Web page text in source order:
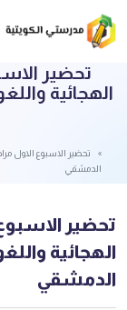
تحضير
الهجائية
تحضير الاسبوع الاول
الدمشقي
تحضير
الهجائية
الدمشقي